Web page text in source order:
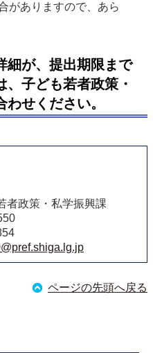
がありますので、あら
細が、提出期限まで
、子ども若者政策・
せください。
者政策・私学振興課
ページの先頭へ戻る